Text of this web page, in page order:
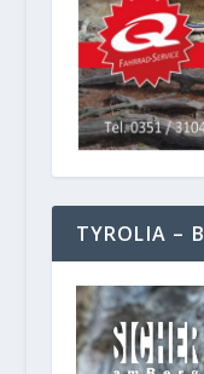
TYROLIA –